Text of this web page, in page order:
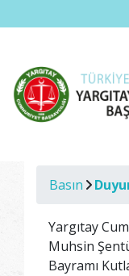
Basın
Yargıtay
Muhsin
Bayramı